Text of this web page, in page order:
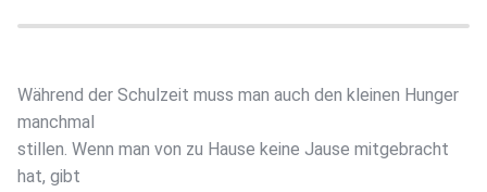
Während der Schulzeit muss man auch den kleinen Hunger
manchmal
stillen. Wenn man von zu Hause keine Jause mitgebracht
hat, gibt